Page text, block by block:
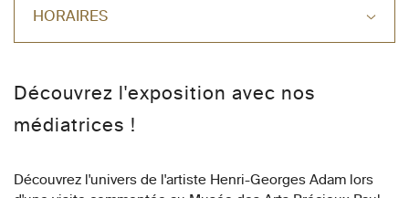
HORAIRES
Découvrez l'exposition avec nos
médiatrices !
Découvrez l'univers de l'artiste Henri-Georges Adam lors